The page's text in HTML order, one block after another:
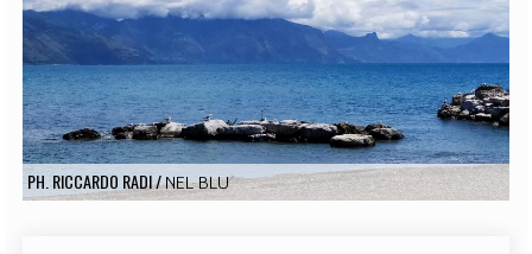
EXTRA
CODICI RUBRICHE LIBRI PROCEEDINGS PUBBLICITÀ
SOCIAL MEDIA
PH. RICCARDO RADI/NEL BLU